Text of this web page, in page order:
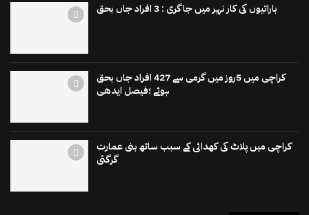
باراتیوں کی کار نہر میں جاگری : 3 افراد جاں بحق
کراچی میں 5روز میں گرمی سے 427 افراد جاں بحق
ہوئے ؛فیصل ایدھی
کراچی میں پلاٹ کی کھدائی کے سبب ساتھ بنی عمارت
گرگئی